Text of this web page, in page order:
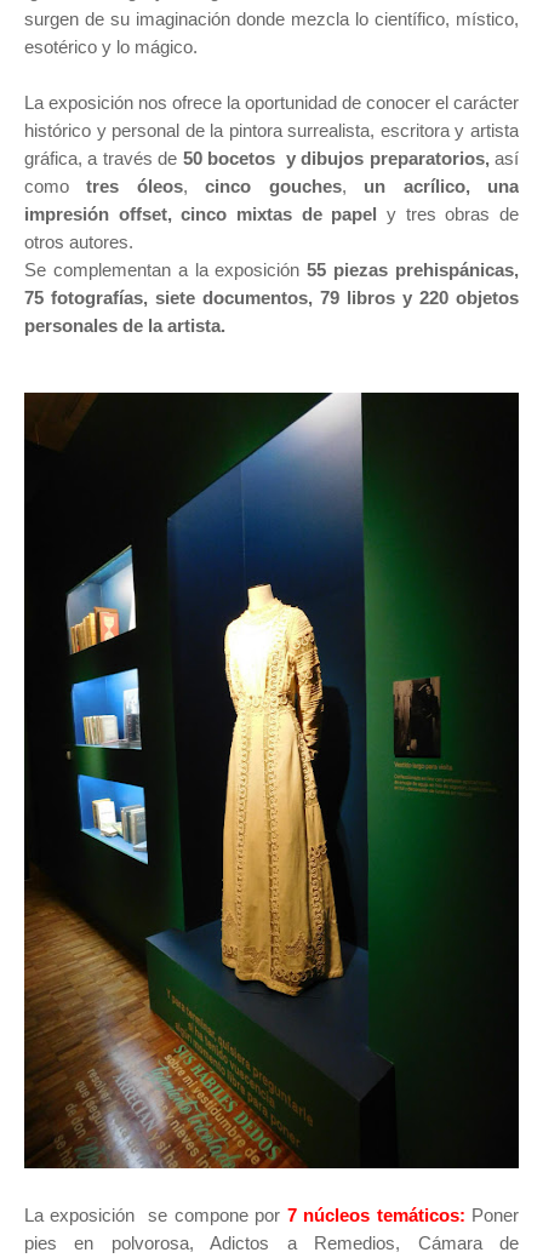
surgen de su imaginación donde mezcla lo científico, místico,
esotérico y lo mágico.
La exposición nos ofrece la oportunidad de conocer el carácter
histórico y personal de la pintora surrealista, escritora y artista
gráfica, a través de 50 bocetos y dibujos preparatorios,así
comotres óleos,cinco gouches, un acrílico, una
impresión offset, cinco mixtas de papel y tres obras de
otros autores.
Se complementan a la exposición55 piezas prehispánicas,
75 fotografías, siete documentos, 79 libros y 220 objetos
personales de la artista.
La exposición se compone por 7 núcleos temáticos: Poner
pies en polvorosa, Adictos a Remedios, Cámara de